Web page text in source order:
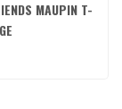
MAUPIN T-